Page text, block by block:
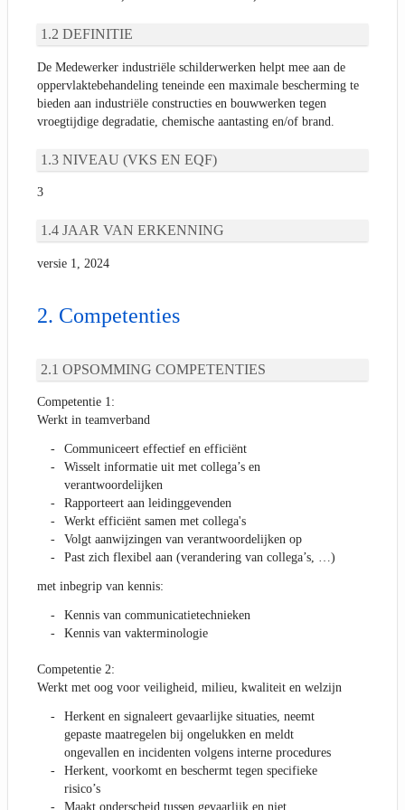
DEFINITIE
De Medewerker industriële schilderwerken helpt mee aan de
oppervlaktebehandeling teneinde een maximale bescherming te
bieden aan industriële constructies en bouwwerken tegen
vroegtijdige degradatie, chemische aantasting en/of brand.
NIVEAU (VKS EN EQF)
3
JAAR VAN ERKENNING
versie 1, 2024
Competenties
OPSOMMING COMPETENTIES
Competentie 1:
Werkt in teamverband
Communiceert effectief en efficiënt
Wisselt informatie uit met collega’s en
verantwoordelijken
Rapporteert aan leidinggevenden
Werkt efficiënt samen met collega's
Volgt aanwijzingen van verantwoordelijken op
Past zich flexibel aan (verandering van collega’s, …)
met inbegrip van kennis:
Kennis van communicatietechnieken
Kennis van vakterminologie
Competentie 2:
Werkt met oog voor veiligheid, milieu, kwaliteit en welzijn
Herkent en signaleert gevaarlijke situaties, neemt
gepaste maatregelen bij ongelukken en meldt
ongevallen en incidenten volgens interne procedures
Herkent, voorkomt en beschermt tegen specifieke
risico’s
Maakt onderscheid tussen gevaarlijk en niet